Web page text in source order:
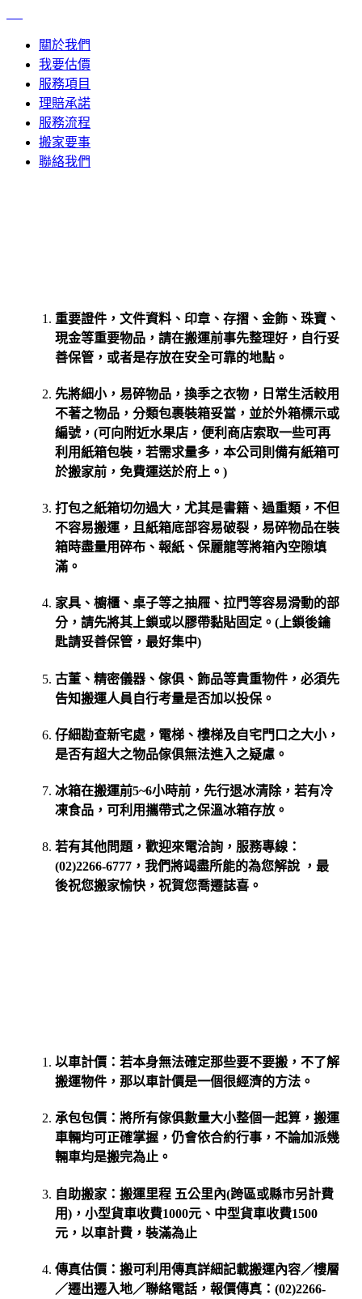
關於我們
我要估價
服務項目
理賠承諾
服務流程
搬家要事
聯絡我們
重要證件，文件資料、印章、存摺、金飾、珠寶、
現金等重要物品，請在搬運前事先整理好，自行妥
善保管，或者是存放在安全可靠的地點。
先將細小，易碎物品，換季之衣物，日常生活較用
不著之物品，分類包裹裝箱妥當，並於外箱標示或
編號，(可向附近水果店，便利商店索取一些可再
利用紙箱包裝，若需求量多，本公司則備有紙箱可
於搬家前，免費運送於府上。)
打包之紙箱切勿過大，尤其是書籍、過重類，不但
不容易搬運，且紙箱底部容易破裂，易碎物品在裝
箱時盡量用碎布、報紙、保麗龍等將箱內空隙填
滿。
家具、櫥櫃、桌子等之抽屜、拉門等容易滑動的部
分，請先將其上鎖或以膠帶黏貼固定。(上鎖後鑰
匙請妥善保管，最好集中)
古董、精密儀器、傢俱、飾品等貴重物件，必須先
告知搬運人員自行考量是否加以投保。
仔細勘查新宅處，電梯、樓梯及自宅門口之大小，
是否有超大之物品傢俱無法進入之疑慮。
冰箱在搬運前5~6小時前，先行退冰清除，若有冷
凍食品，可利用攜帶式之保溫冰箱存放。
若有其他問題，歡迎來電洽詢，服務專線：
(02)2266-6777，我們將竭盡所能的為您解說 ，最
後祝您搬家愉快，祝賀您喬遷誌喜。
以車計價：若本身無法確定那些要不要搬，不了解
搬運物件，那以車計價是一個很經濟的方法。
承包包價：將所有傢俱數量大小整個一起算，搬運
車輛均可正確掌握，仍會依合約行事，不論加派幾
輛車均是搬完為止。
自助搬家：搬運里程 五公里內(跨區或縣市另計費
用)，小型貨車收費1000元、中型貨車收費1500
元，以車計費，裝滿為止
傳真估價：搬可利用傳真詳細記載搬運內容／樓層
／遷出遷入地／聯絡電話，報價傳真：(02)2266-